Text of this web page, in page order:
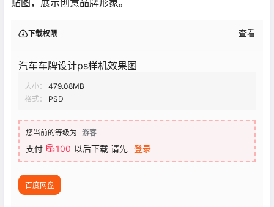
贴图，展示创意品牌形象。
下载权限 查看
汽车车牌设计ps样机效果图
大小：
479.08MB
格式：
PSD
您当前的等级为 游客
支付 100 以后下载 请先 登录
百度网盘